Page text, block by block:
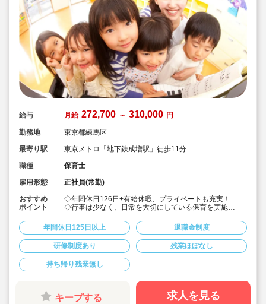
給与 月給 272,700 ～ 310,000 円
勤務地
東京都練馬区
最寄り駅
東京メトロ「地下鉄成増駅」徒歩11分
職種
保育士
雇用形態
正社員(常勤)
おすすめ
ポイント
◇年間休日126日+有給休暇、プライベートも充実！
◇行事は少なく、日常を大切にしている保育を実施
にしています。
◇産休・育休からの復帰（男性の育休実績あり）、時短
勤務実績多数で働きやすい職場です
◇ヘアカラーは自由。髪色の制限なし。
◇20代で経験少ない方もノビノビ働きやすい環境
◇書き物のICT化も進めており持ち帰り業務/残業ほぼな
し。
◇残業した場合の代は1分単位で支給されます
◇子どもが自分の意志や感情を尊重され、自分で選択し
ていくことをあたたかく見守り、子どもが主体の保育を
年間休日125日以上 退職金制度
研修制度あり 残業ほぼなし
持ち帰り残業無し
キープする 求人を見る